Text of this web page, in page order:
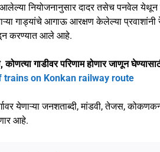
आलेल्या नियोजनानुसार दादर तसेच पनवेल
गाड्यांचे आगाऊ आरक्षण केलेल्या
करण्यात आले आहे.
कोणत्या गाडीवर परिणाम होणार जाणून
trains on Konkan railway route
येणाऱ्या जनशताब्दी, मांडवी, तेजस,
आहे.